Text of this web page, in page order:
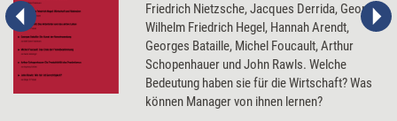
Friedrich Nietzsche, Jacques Derrida, Georg
Wilhelm Friedrich Hegel, Hannah Arendt,
Georges Bataille, Michel Foucault, Arthur
Schopenhauer und John Rawls. Welche
Bedeutung haben sie für die Wirtschaft? Was
können Manager von ihnen lernen?